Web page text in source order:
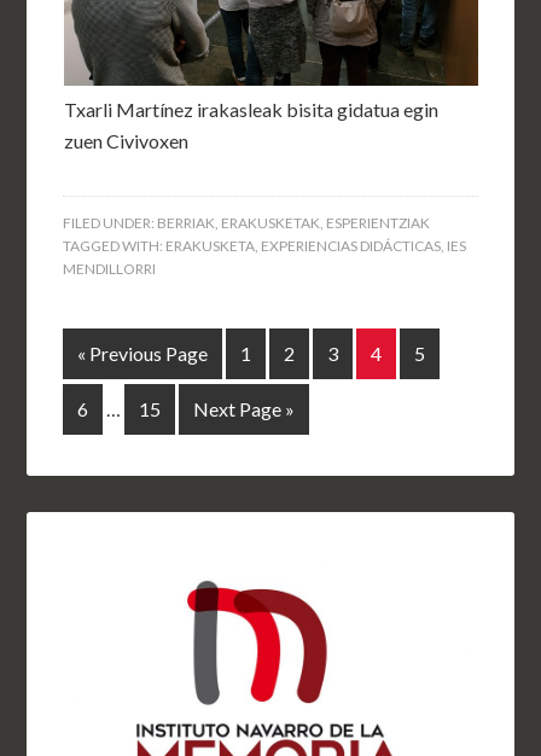
Txarli Martínez irakasleak bisita gidatua egin
zuen Civivoxen
FILED UNDER: BERRIAK, ERAKUSKETAK, ESPERIENTZIAK
TAGGED WITH: ERAKUSKETA, EXPERIENCIAS DIDÁCTICAS, IES
MENDILLORRI
« Previous Page 1 2 3 4 5
6 … 15 Next Page »